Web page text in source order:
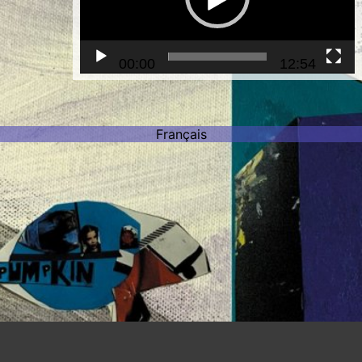
00:00
12:54
Categories: écosophie, révolution moléculaire
Français